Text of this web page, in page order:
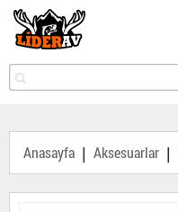
Anasayfa | Aksesuarlar |